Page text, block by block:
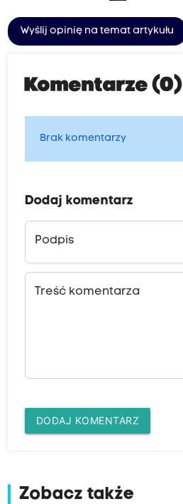
Wyślij opinię na temat artykułu
Komentarze (0)
Brak komentarzy
Dodaj komentarz
Podpis
Treść komentarza
DODAJ KOMENTARZ
Zobacz także